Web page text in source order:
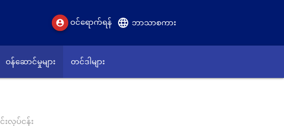
account_circle ဝင်ရောက်ရန် language ဘာသာစကား
ဝန်ဆောင်မှုများ တင်ဒါများ
းလုပ်ငန်း